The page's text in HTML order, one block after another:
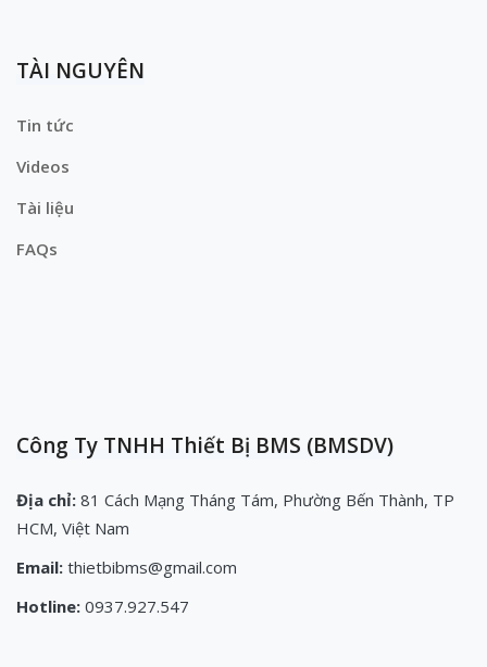
TÀI NGUYÊN
Tin tức
Videos
Tài liệu
FAQs
Công Ty TNHH Thiết Bị BMS (BMSDV)
Địa chỉ: 81 Cách Mạng Tháng Tám, Phường Bến Thành, TP
HCM, Việt Nam
Email: thietbibms@gmail.com
Hotline: 0937.927.547